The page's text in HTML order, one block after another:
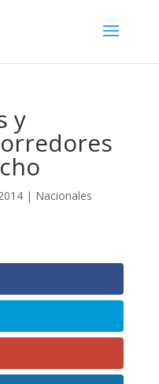
y
| Nacionales